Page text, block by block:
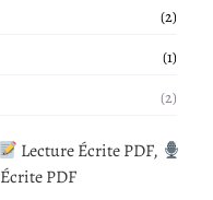
(2)
(1)
(2)
Lecture Écrite PDF,
PDF